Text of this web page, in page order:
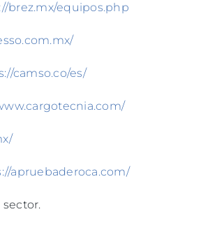
brez.mx/equipos.php
camso.co/es/
apruebaderoca.com/
sector.